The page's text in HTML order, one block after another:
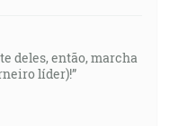
deles, então, marcha
líder)!”